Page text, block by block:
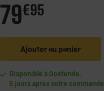
79€95
Ajouter au panier
Disponible à Oostende,
5 jours après votre commande